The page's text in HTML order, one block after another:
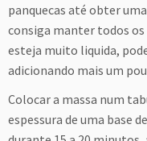
panquecas até obter
consiga manter todos os
esteja muito liquida,
adicionando mais um
Colocar a massa num
espessura de uma base